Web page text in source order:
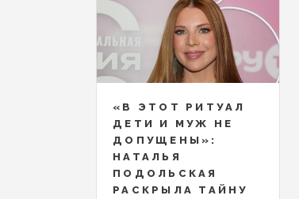
«В ЭТОТ РИТУАЛ
ДЕТИ И МУЖ НЕ
ДОПУЩЕНЫ»:
НАТАЛЬЯ
ПОДОЛЬСКАЯ
РАСКРЫЛА ТАЙНУ